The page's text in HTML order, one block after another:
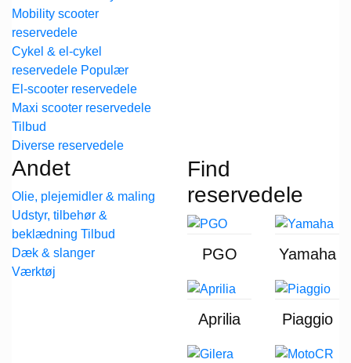
Mobility scooter
reservedele
Cykel & el-cykel
reservedele
El-scooter reservedele
Maxi scooter reservedele
Diverse reservedele
Andet
Olie, plejemidler & maling
Udstyr, tilbehør &
beklædning
Dæk & slanger
Værktøj
Find
reservedele
PGO Yamaha
Aprilia Piaggio